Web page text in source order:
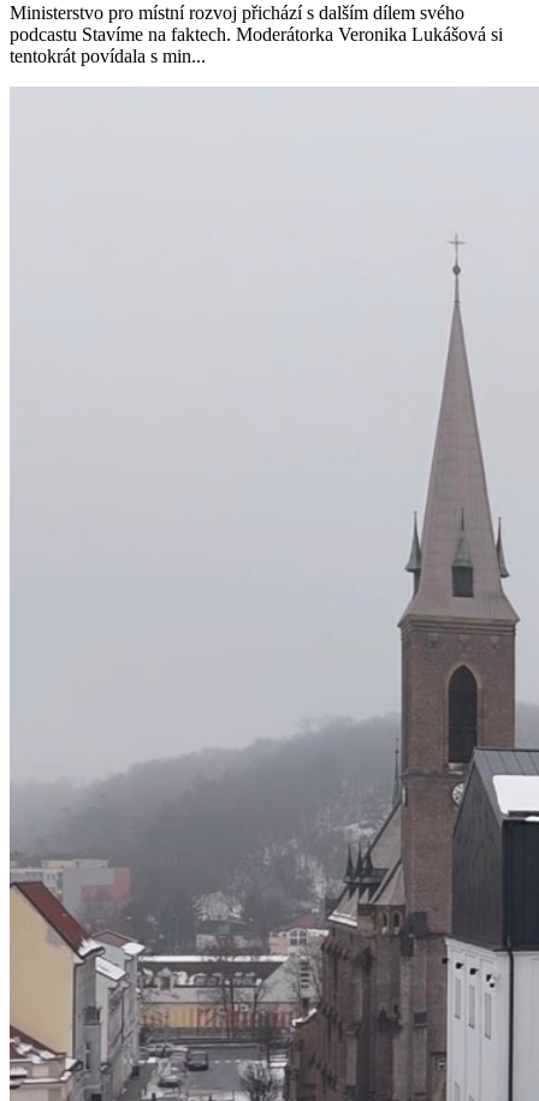
Ministerstvo pro místní rozvoj přichází s dalším dílem svého
podcastu Stavíme na faktech. Moderátorka Veronika Lukášová si
tentokrát povídala s min...